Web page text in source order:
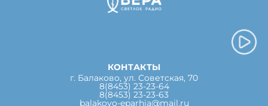
КОНТАКТЫ
г. Балаково, ул. Советская, 70
8(8453) 23-23-64
8(8453) 23-23-63
balakovo-eparhia@mail.ru